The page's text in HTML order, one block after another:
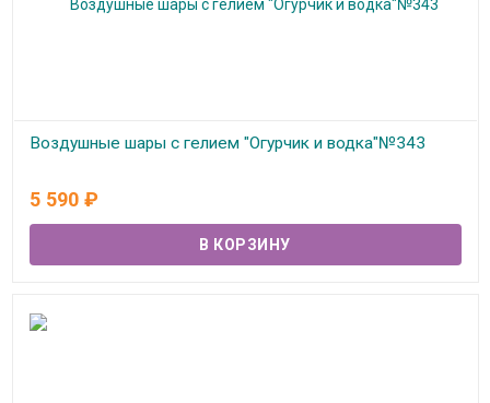
Воздушные шары с гелием "Огурчик и водка"№343
5 590 ₽